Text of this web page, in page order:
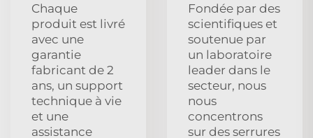
Chaque
produit est livré
avec une
garantie
fabricant de 2
ans, un support
technique à vie
et une
assistance
Fondée par des
scientifiques et
soutenue par
un laboratoire
leader dans le
secteur, nous
nous
concentrons
sur des serrures